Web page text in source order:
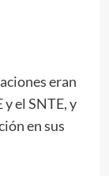
eran
el SNTE, y
en sus